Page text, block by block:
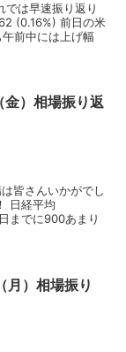
は早速振り返り
(0.16%) 前日の米
前中には上げ幅
）相場振り返
皆さんいかがでし
日経平均
までに900あまり
）相場振り